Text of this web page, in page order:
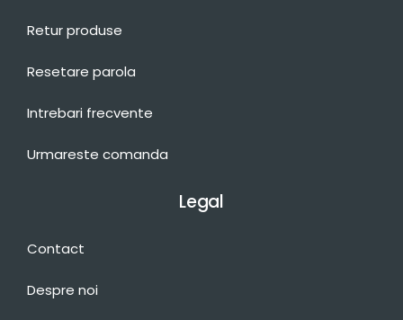
Retur produse
Resetare parola
Intrebari frecvente
Urmareste comanda
Legal
Contact
Despre noi